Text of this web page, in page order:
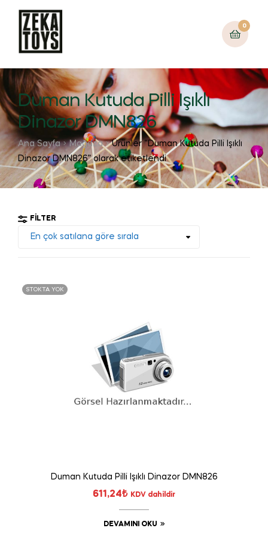
0
Duman Kutuda Pilli Işıklı
Dinazor DMN826
Ana Sayfa Mağaza
Ürünler “Duman Kutuda Pilli Işıklı
Dinazor DMN826” olarak etiketlendi
FILTER
STOKTA YOK
Duman Kutuda Pilli Işıklı Dinazor DMN826
611,24₺ KDV dahildir
DEVAMINI OKU